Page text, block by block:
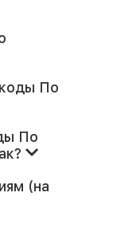
По
По
(на